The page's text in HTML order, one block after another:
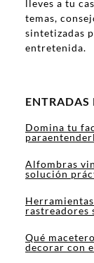
lleves a tu
temas,
sintetizadas
entretenida.
ENTRADAS
Domina tu
Alfombras
solución
rastreadores
Qué
decorar con